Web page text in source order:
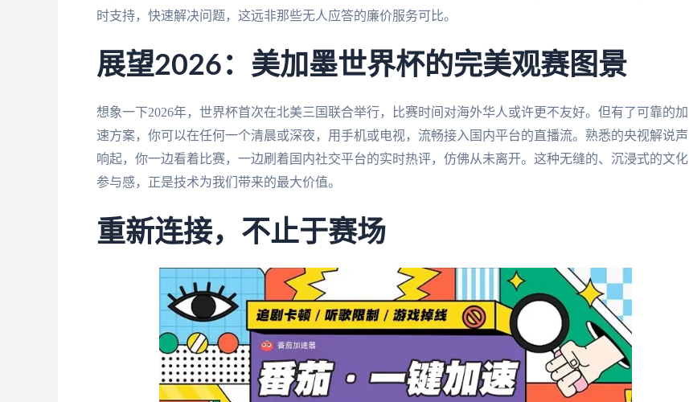
时支持，快速解决问题，这远非那些无人应答的廉价服务可比。
展望2026：美加墨世界杯的完美观赛图景
想象一下2026年，世界杯首次在北美三国联合举行，比赛时间对海外华人或许更不友好。但有了可靠的加
速方案，你可以在任何一个清晨或深夜，用手机或电视，流畅接入国内平台的直播流。熟悉的央视解说声
响起，你一边看着比赛，一边刷着国内社交平台的实时热评，仿佛从未离开。这种无缝的、沉浸式的文化
参与感，正是技术为我们带来的最大价值。
重新连接，不止于赛场